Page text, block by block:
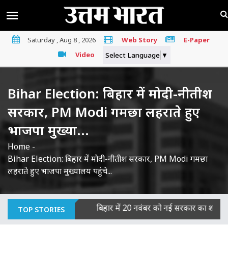
Saturday , Aug 8 , 2026 Web Story
E-Paper
Video
Select Language ▼
Bihar Election: बिहार में मोदी-नीतीश
सरकार, PM Modi गमछा लहराते हुए
भाजपा मुख्या...
Home -
Bihar Election: बिहार में मोदी-नीतीश सरकार, PM Modi गमछा
लहराते हुए भाजपा मुख्यालय पहुंचे...
TOP STORIES
का माना दोषी|बिहार में 20 नवंबर को नई सरकार का शपथ ग्रहण,